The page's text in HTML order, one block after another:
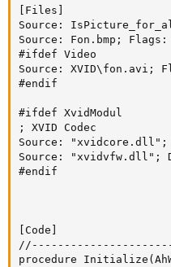
[Files]
Source:
Source: Fon.bmp; Flags:
#ifdef Video
Source: XVID\fon.avi;
#endif
#ifdef XvidModul
; XVID Codec
Source: "xvidcore.dll";
Source: "xvidvfw.dll";
#endif
[Code]
procedure